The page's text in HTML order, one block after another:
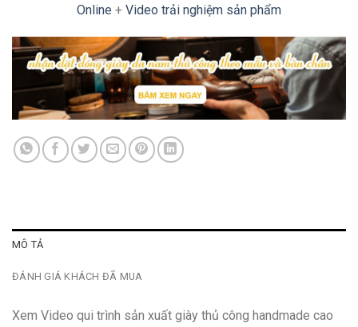
Online + Video trải nghiệm sản phẩm
MÔ TẢ
ĐÁNH GIÁ KHÁCH ĐÃ MUA
Xem Video qui trình sản xuất giày thủ công handmade cao